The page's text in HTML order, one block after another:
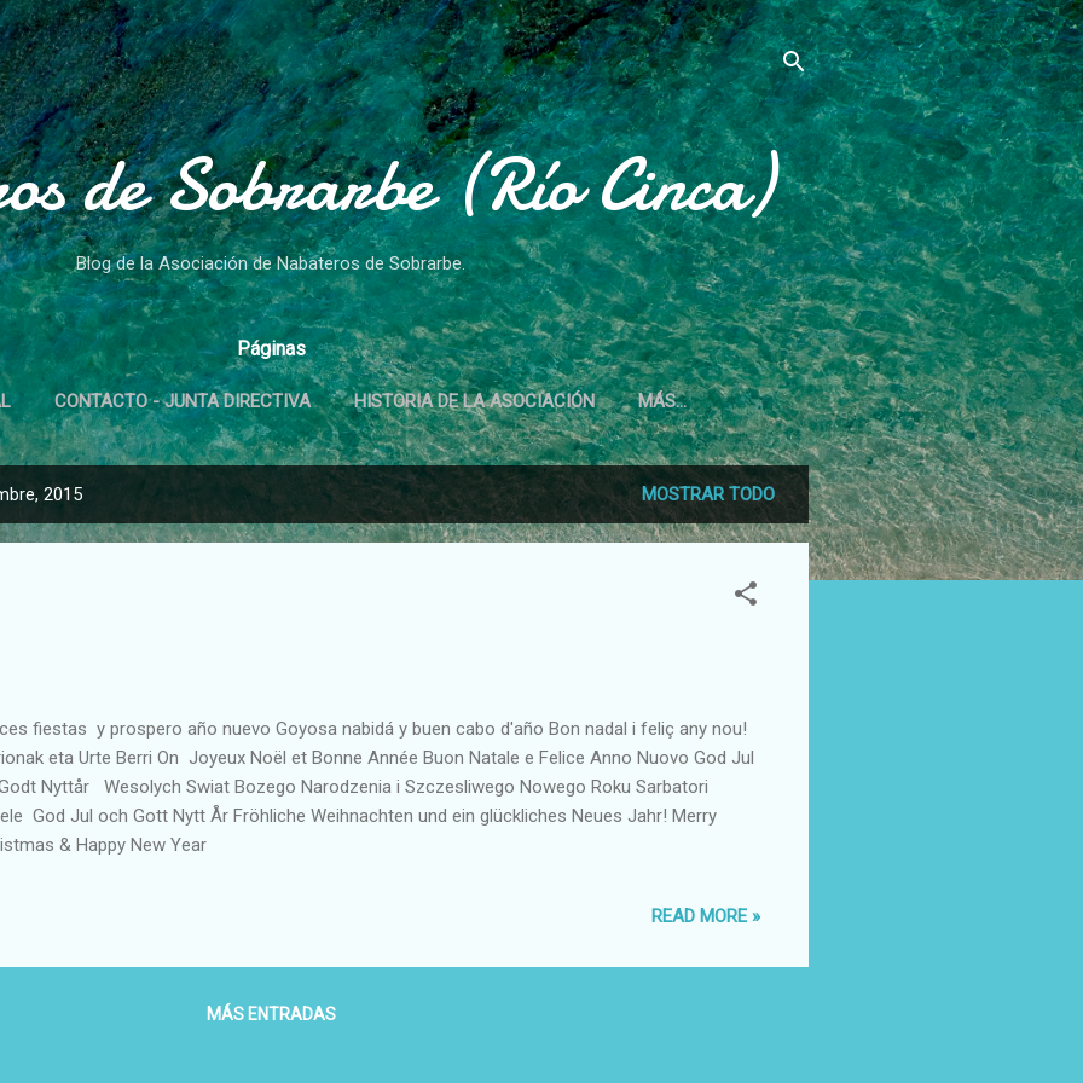
Ir al contenido principal
de Sobrarbe (Río Cinca)
Blog de la Asociación de Nabateros de Sobrarbe.
Páginas
CONTACTO - JUNTA DIRECTIVA HISTORIA DE LA ASOCIACIÓN MÁS…
2015 MOSTRAR TODO
fiestas y prospero año nuevo Goyosa nabidá y buen cabo d'año Bon nadal i feliç any nou!
eta Urte Berri On Joyeux Noël et Bonne Année Buon Natale e Felice Anno Nuovo God Jul
Nyttår Wesolych Swiat Bozego Narodzenia i Szczesliwego Nowego Roku Sarbatori
God Jul och Gott Nytt År Fröhliche Weihnachten und ein glückliches Neues Jahr! Merry
& Happy New Year
READ MORE »
MÁS ENTRADAS